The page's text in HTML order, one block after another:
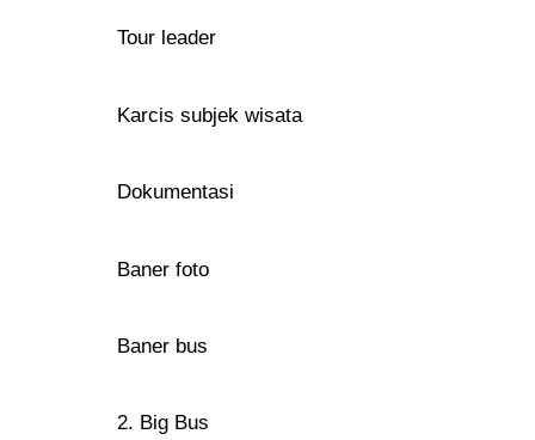
Tour leader
Karcis subjek wisata
Dokumentasi
Baner foto
Baner bus
2. Big Bus